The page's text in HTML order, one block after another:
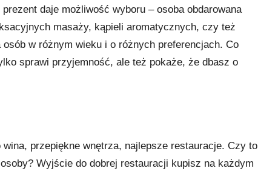
daje możliwość wyboru – osoba obdarowana
masaży, kąpieli aromatycznych, czy też
w różnym wieku i o różnych preferencjach. Co
sprawi przyjemność, ale też pokaże, że dbasz o
przepiękne wnętrza, najlepsze restauracje. Czy to
Wyjście do dobrej restauracji kupisz na każdym